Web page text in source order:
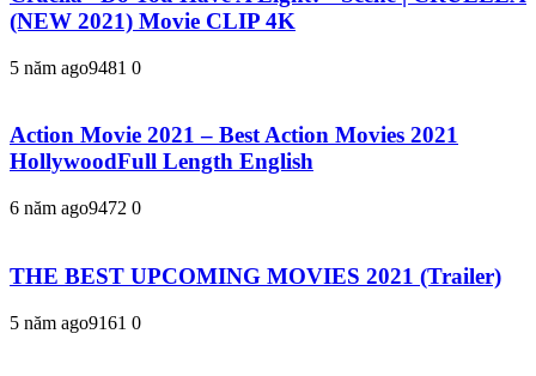
(NEW 2021) Movie CLIP 4K
5 năm ago9481 0
Action Movie 2021 – Best Action Movies 2021
HollywoodFull Length English
6 năm ago9472 0
THE BEST UPCOMING MOVIES 2021 (Trailer)
5 năm ago9161 0